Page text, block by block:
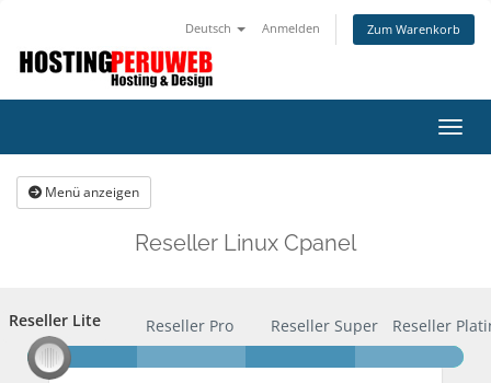
Deutsch Anmelden Zum Warenkorb
Menü anzeigen
Reseller Linux Cpanel
Reseller Lite
Reseller Lite Reseller Pro Reseller Super Reseller